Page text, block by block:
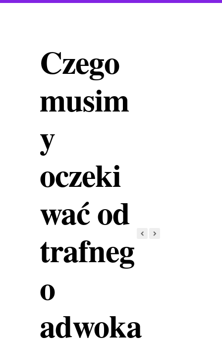
Czego
musim
y
oczeki
wać od
trafneg
o
adwoka